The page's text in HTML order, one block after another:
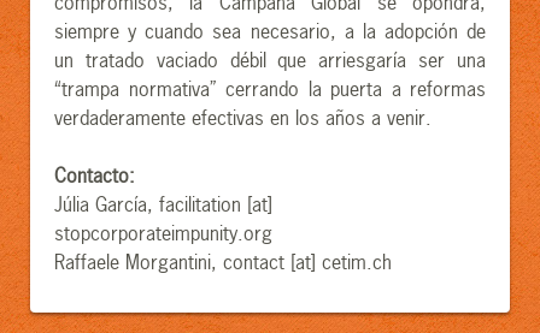
siempre y cuando sea necesario, a la adopción de
un tratado vaciado débil que arriesgaría ser una
“trampa normativa” cerrando la puerta a reformas
verdaderamente efectivas en los años a venir.
Contacto:
Júlia García, facilitation [at]
stopcorporateimpunity.org
Raffaele Morgantini, contact [at] cetim.ch